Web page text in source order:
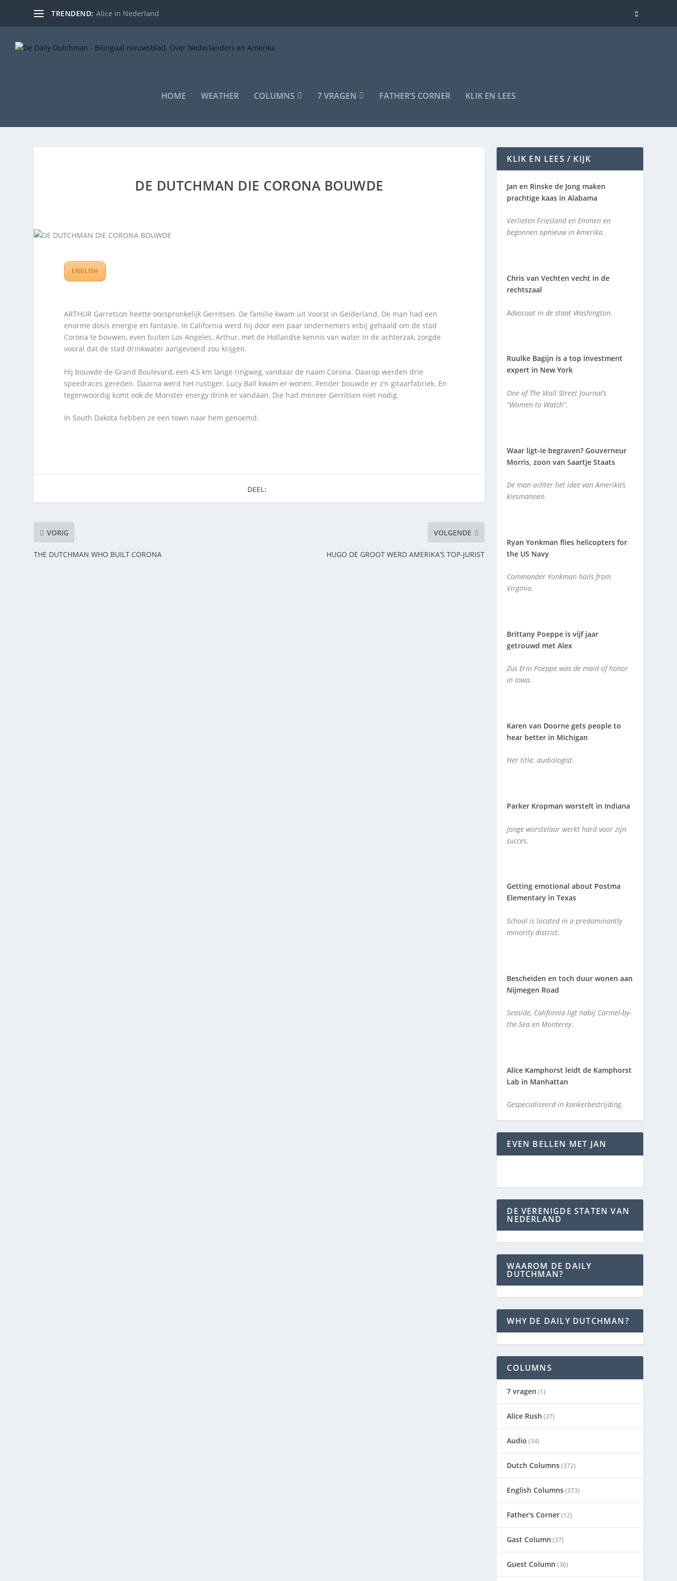
TRENDEND: Alice in Nederland
HOME WEATHER COLUMNS 7 VRAGEN FATHER’S CORNER KLIK EN LEES
DE DUTCHMAN DIE CORONA BOUWDE
ENGLISH
ARTHUR Garretson heette oorspronkelijk Gerritsen. De familie kwam uit Voorst in Gelderland. De man had een
enorme dosis energie en fantasie. In California werd hij door een paar ondernemers erbij gehaald om de stad
Corona te bouwen, even buiten Los Angeles. Arthur, met de Hollandse kennis van water in de achterzak, zorgde
vooral dat de stad drinkwater aangevoerd zou krijgen.
Hij bouwde de Grand Boulevard, een 4,5 km lange ringweg, vandaar de naam Corona. Daarop werden drie
speedraces gereden. Daarna werd het rustiger. Lucy Ball kwam er wonen. Fender bouwde er z’n gitaarfabriek. En
tegenwoordig komt ook de Monster energy drink er vandaan. Die had meneer Gerritsen niet nodig.
In South Dakota hebben ze een town naar hem genoemd.
DEEL:
VORIG
THE DUTCHMAN WHO BUILT CORONA
VOLGENDE
HUGO DE GROOT WERD AMERIKA’S TOP-JURIST
KLIK EN LEES / KIJK
Jan en Rinske de Jong maken
prachtige kaas in Alabama
Verlieten Friesland en Emmen en
begonnen opnieuw in Amerika.
Chris van Vechten vecht in de
rechtszaal
Advocaat in de staat Washington.
Ruulke Bagijn is a top investment
expert in New York
One of The Wall Street Journal’s
“Women to Watch”.
Waar ligt-ie begraven? Gouverneur
Morris, zoon van Saartje Staats
De man achter het idee van Amerika’s
kiesmannen.
Ryan Yonkman flies helicopters for
the US Navy
Commander Yonkman hails from
Virginia.
Brittany Poeppe is vijf jaar
getrouwd met Alex
Zus Erin Poeppe was de maid of honor
in Iowa.
Karen van Doorne gets people to
hear better in Michigan
Her title: audiologist.
Parker Kropman worstelt in Indiana
Jonge worstelaar werkt hard voor zijn
succes.
Getting emotional about Postma
Elementary in Texas
School is located in a predominantly
minority district.
Bescheiden en toch duur wonen aan
Nijmegen Road
Seaside, California ligt nabij Carmel-by-
the-Sea en Monterey.
Alice Kamphorst leidt de Kamphorst
Lab in Manhattan
Gespecialiseerd in kankerbestrijding.
EVEN BELLEN MET JAN
DE VERENIGDE STATEN VAN
NEDERLAND
WAAROM DE DAILY
DUTCHMAN?
WHY DE DAILY DUTCHMAN?
COLUMNS
7 vragen (1)
Alice Rush (37)
Audio (34)
Dutch Columns(372)
English Columns(373)
Father's Corner(12)
Gast Column (37)
Guest Column (36)